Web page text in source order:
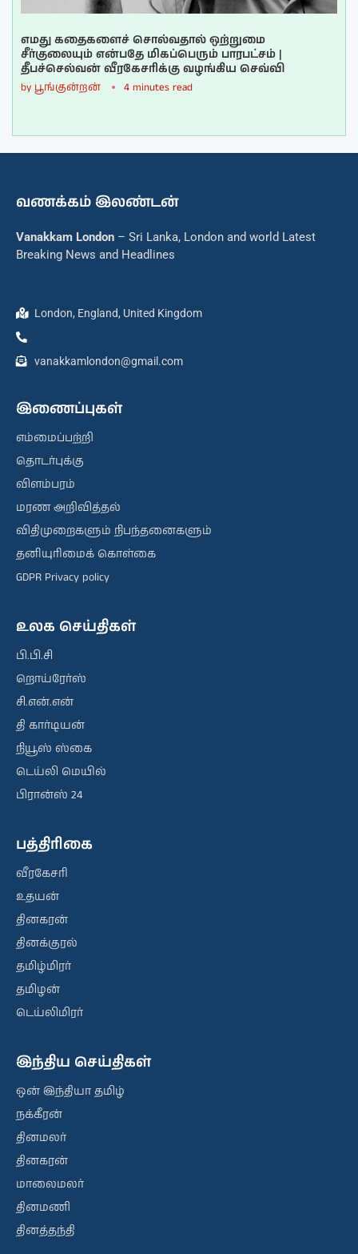
எமது கதைகளைச் சொல்வதால் ஒற்றுமை
சீர்குலையும் என்பதே மிகப்பெரும் பாரபட்சம் |
தீபச்செல்வன் வீரகேசரிக்கு வழங்கிய செவ்வி
by பூங்குன்றன் 4 minutes read
வணக்கம் இலண்டன்
Vanakkam London – Sri Lanka, London and world Latest
Breaking News and Headlines
London, England, United Kingdom
vanakkamlondon@gmail.com
இணைப்புகள்
எம்மைப்பற்றி
தொடர்புக்கு
விளம்பரம்
மரண அறிவித்தல்
விதிமுறைகளும் நிபந்தனைகளும்
தனியுரிமைக் கொள்கை
GDPR Privacy policy
உலக செய்திகள்
பி.பி.சி
றொய்ரேர்ஸ்
சி.என்.என்
தி கார்டியன்
நியூஸ் ஸ்கை
டெய்லி மெயில்
பிரான்ஸ் 24
பத்திரிகை
வீரகேசரி
உதயன்
தினகரன்
தினக்குரல்
தமிழ்மிரர்
தமிழன்
டெய்லிமிரர்
இந்திய செய்திகள்
ஒன் இந்தியா தமிழ்
நக்கீரன்
தினமலர்
தினகரன்
மாலைமலர்
தினமணி
தினத்தந்தி